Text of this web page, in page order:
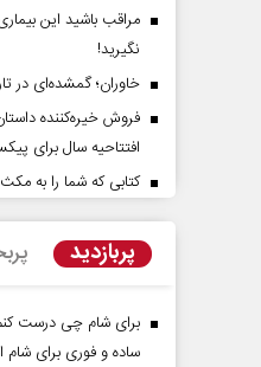
مراقب باشید این
نگیرید!
خاوران؛ گمشده‌ای در
افتتاحیه سال برای
کتابی که شما را به
پربازدید
ساده و فوری برای
کوتاه‏‌مدت و
مسائل سیاسی